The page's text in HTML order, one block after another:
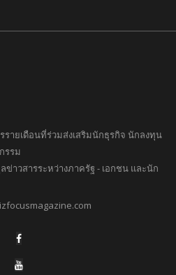
รายเดือนที่ร่วมส่งเสริมนักธุรกิจ นักลงทุน
รรม
ข่าวสารระหว่างภาครัฐ - เอกชน และนัก